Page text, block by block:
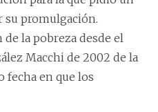
su promulgación.
la pobreza desde el
Macchi de 2002 de la
fecha en que los